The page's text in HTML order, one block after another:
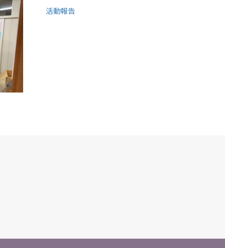
イ
活動報告